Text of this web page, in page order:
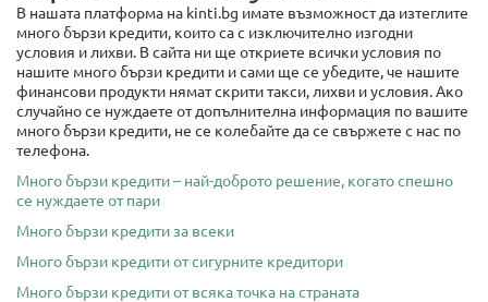
В нашата платформа на kinti.bg имате възможност да изтеглите
много бързи кредити, които са с изключително изгодни
условия и лихви. В сайта ни ще откриете всички условия по
нашите много бързи кредити и сами ще се убедите, че нашите
финансови продукти нямат скрити такси, лихви и условия. Ако
случайно се нуждаете от допълнителна информация по вашите
много бързи кредити, не се колебайте да се свържете с нас по
телефона.
Много бързи кредити – най-доброто решение, когато спешно
се нуждаете от пари
Много бързи кредити за всеки
Много бързи кредити от сигурните кредитори
Много бързи кредити от всяка точка на страната